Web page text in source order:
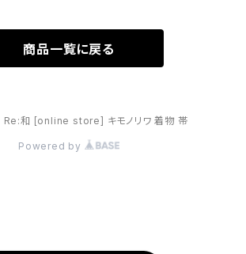
商品一覧に戻る
和 [online store] キモノリワ 着物 帯
Powered by